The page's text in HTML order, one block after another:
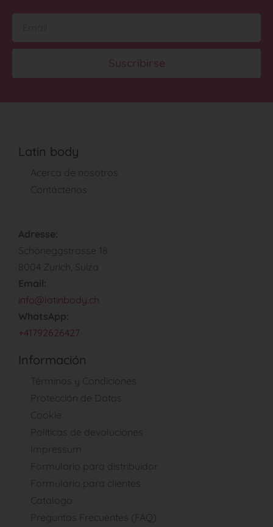
Suscribirse
Latin body
Acerca de nosotros
Contáctenos
Adresse:
Schöneggstrasse 18
8004 Zurich, Suiza
Email:
info@latinbody.ch
WhatsApp:
+41792626427
Información
Términos y Condiciones
Protección de Datos
Cookie
Políticas de devoluciones
Impressum
Formulario para distribuidor
Formulario para clientes
Catalogo
Preguntas Frecuentes (FAQ)